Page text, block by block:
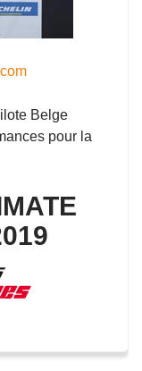
Belge
pour la